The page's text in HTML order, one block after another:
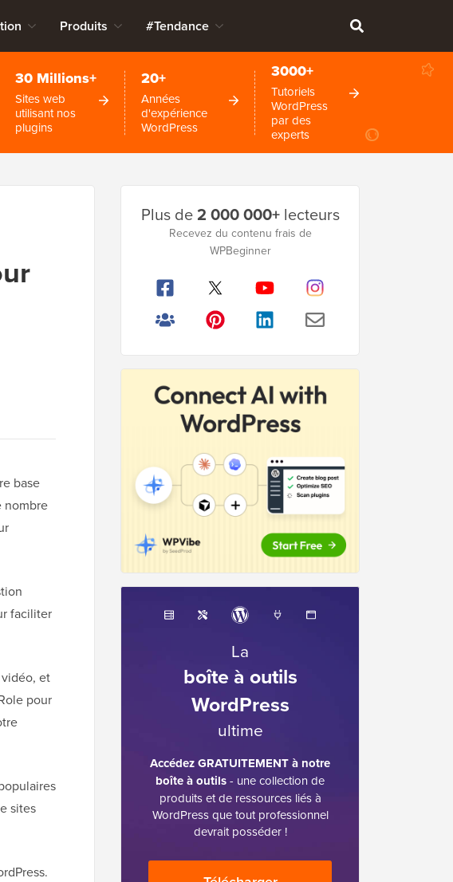
Produits #Tendance
30 Millions+
Sites web
utilisant nos
plugins
20+
Années
d'expérience
WordPress
3000+
Tutoriels
WordPress
par des
experts
base
nombre
faciliter
et
pour
sites
latérale
Plus de2 000 000+lecteurs
Recevez du contenu frais de
WPBeginner
La
boîte à outils
WordPress
ultime
Accédez GRATUITEMENT à notre
boîte à outils- une collection de
produits et de ressources liés à
WordPress que tout professionnel
devrait posséder !